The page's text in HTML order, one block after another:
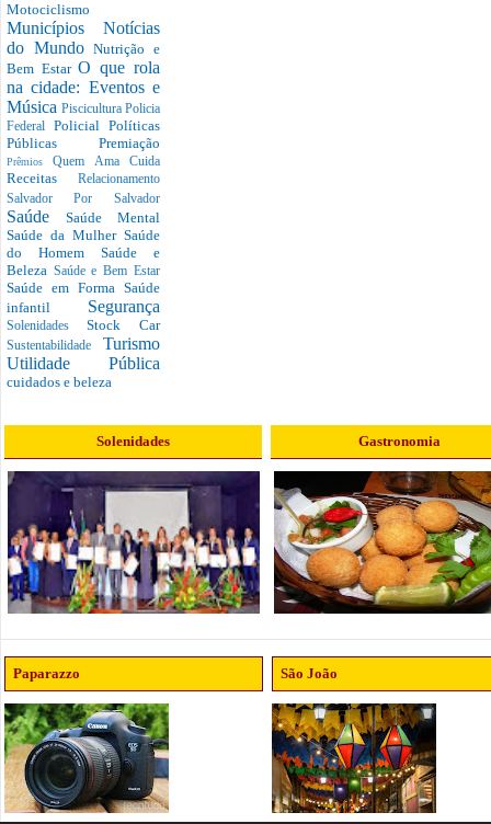
Motociclismo
Municípios Notícias
do MundoNutrição e
Bem EstarO que rola
na cidade: Eventos e
Música Piscicultura Policia
Federal Policial Políticas
Públicas Premiação
PrêmiosQuem Ama Cuida
Receitas Relacionamento
Salvador Por Salvador
Saúde Saúde Mental
Saúde da Mulher Saúde
do Homem Saúde e
Beleza Saúde e Bem Estar
Saúde em Forma Saúde
infantil Segurança
SolenidadesStock Car
Sustentabilidade Turismo
Utilidade Pública
cuidados e beleza
Solenidades Gastronomia
Paparazzo São João